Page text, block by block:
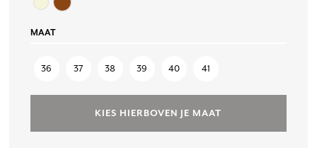
MAAT
36 37 38 39 40 41
KIES HIERBOVEN JE MAAT